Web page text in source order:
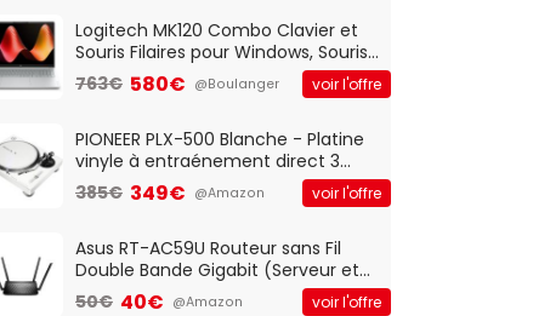
QWERTY UK - Noir
Logitech MK120 Combo Clavier et
Souris Filaires pour Windows, Souris
Optique Filaire, Connexion USB Plug
And Play, Confortable, Taille
QWERTY UK - Noir
763€ 580€ @Boulanger voir l'offre
PIONEER PLX-500 Blanche - Platine
vinyle à entraénement direct 3
vitesses (33-45-78 trs/min) avec
pre-ampli intégré et port USB
385€ 349€ @Amazon voir l'offre
Asus RT-AC59U Routeur sans Fil
Double Bande Gigabit (Serveur et
Client VPN, Triple Vlan, Mode Point
50€ 40€ @Amazon voir l'offre